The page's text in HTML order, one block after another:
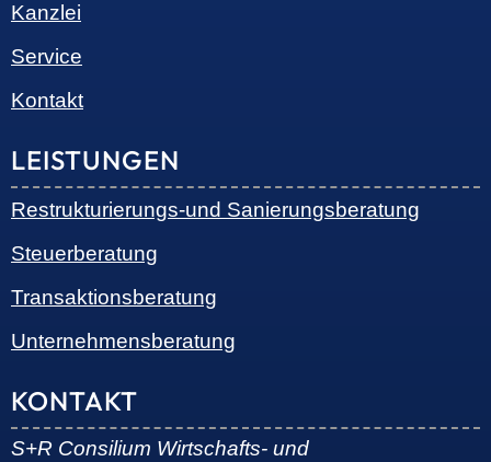
Kanzlei
Service
Kontakt
LEISTUNGEN
Restrukturierungs-und Sanierungsberatung
Steuerberatung
Transaktionsberatung
Unternehmensberatung
KONTAKT
S+R Consilium Wirtschafts- und